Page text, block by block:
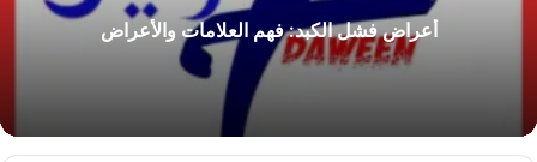
أعراض فشل الكبد: فهم العلامات والأعراض